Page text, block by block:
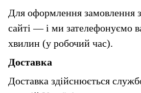
Для оформлення замовлення
сайті — і ми зателефонуємо
хвилин (у робочий час).
Доставка
Доставка здійснюється